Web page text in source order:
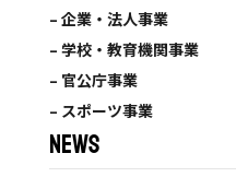
– 企業・法人事業
– 学校・教育機関事業
– 官公庁事業
– スポーツ事業
NEWS